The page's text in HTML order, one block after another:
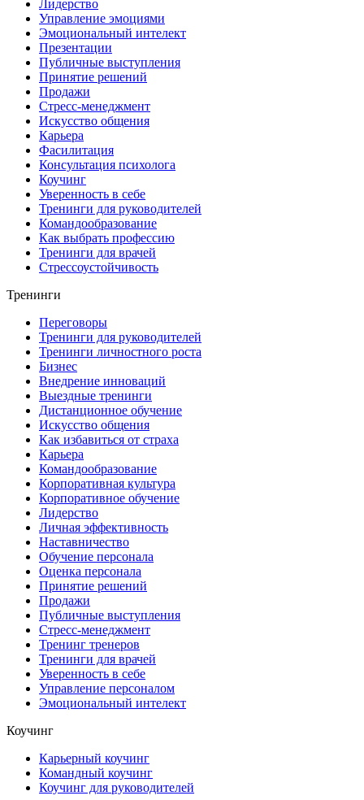
Лидерство
Управление эмоциями
Эмоциональный интелект
Презентации
Публичные выступления
Принятие решений
Продажи
Стресс-менеджмент
Искусство общения
Карьера
Фасилитация
Консультация психолога
Коучинг
Уверенность в себе
Тренинги для руководителей
Командообразование
Как выбрать профессию
Тренинги для врачей
Стрессоустойчивость
Тренинги
Переговоры
Тренинги для руководителей
Тренинги личностного роста
Бизнес
Внедрение инноваций
Выездные тренинги
Дистанционное обучение
Искусство общения
Как избавиться от страха
Карьера
Командообразование
Корпоративная культура
Корпоративное обучение
Лидерство
Личная эффективность
Наставничество
Обучение персонала
Оценка персонала
Принятие решений
Продажи
Публичные выступления
Стресс-менеджмент
Тренинг тренеров
Тренинги для врачей
Уверенность в себе
Управление персоналом
Эмоциональный интелект
Коучинг
Карьерный коучинг
Командный коучинг
Коучинг для руководителей